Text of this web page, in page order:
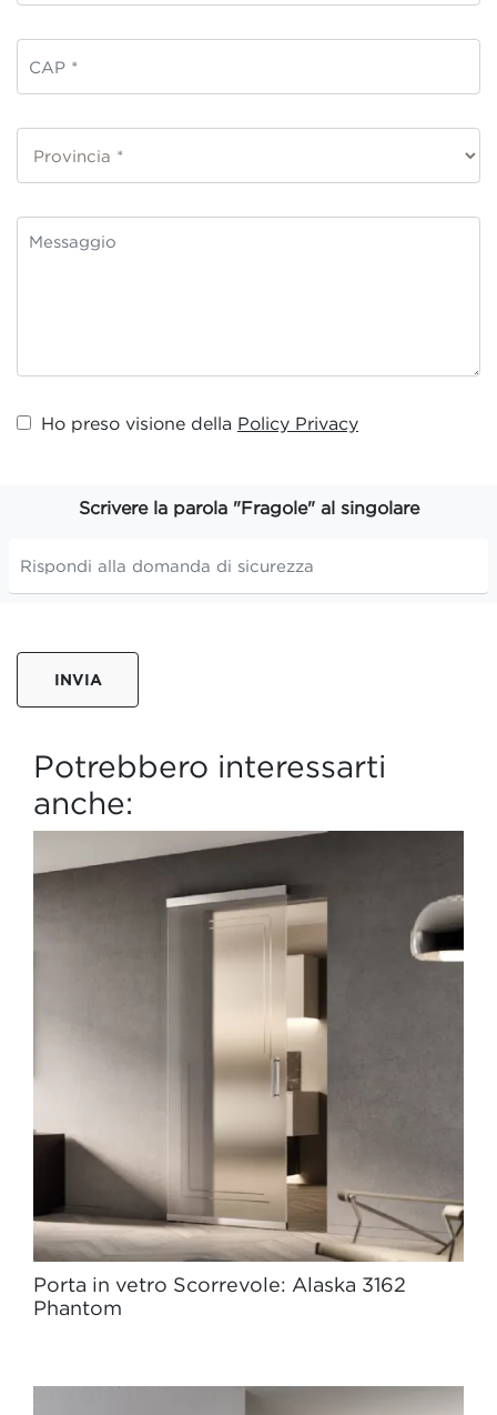
Ho preso visione della Policy Privacy
Scrivere la parola "Fragole" al singolare
INVIA
Potrebbero interessarti
anche:
Porta in vetro Scorrevole: Alaska 3162
Phantom